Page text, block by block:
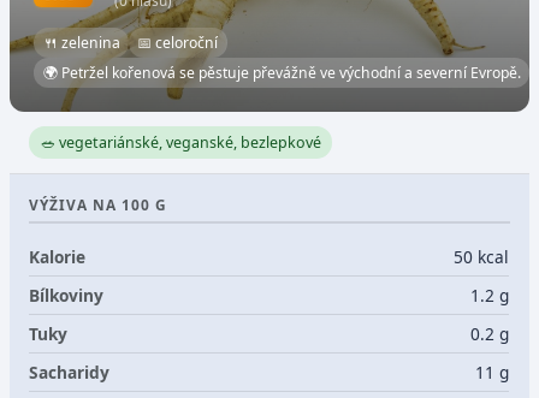
🍴 zelenina
📅 celoroční
🌍 Petržel kořenová se pěstuje převážně ve východní a severní Evropě.
🥗 vegetariánské, veganské, bezlepkové
VÝŽIVA NA 100 G
Kalorie
50 kcal
Bílkoviny
1.2 g
Tuky
0.2 g
Sacharidy
11 g